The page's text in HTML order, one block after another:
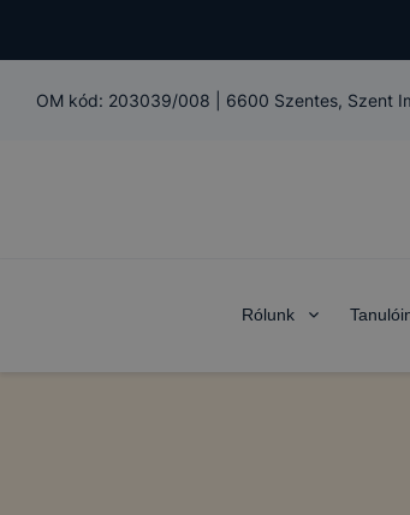
OM kód: 203039/008 6600 Szentes, Szent
Rólunk